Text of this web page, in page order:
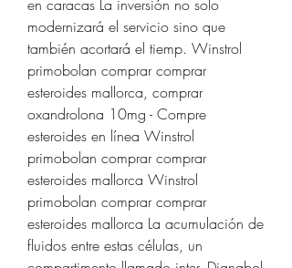
en caracas La inversión no solo
modernizará el servicio sino que
también acortará el tiemp. Winstrol
primobolan comprar comprar
esteroides mallorca, comprar
oxandrolona 10mg - Compre
esteroides en línea Winstrol
primobolan comprar comprar
esteroides mallorca Winstrol
primobolan comprar comprar
esteroides mallorca La acumulación de
fluidos entre estas células, un